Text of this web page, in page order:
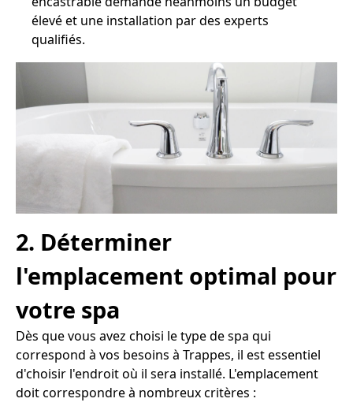
élevé et une installation par des experts
qualifiés.
2. Déterminer
l'emplacement optimal pour
votre spa
Dès que vous avez choisi le type de spa qui
correspond à vos besoins à Trappes, il est essentiel
d'choisir l'endroit où il sera installé. L'emplacement
doit correspondre à nombreux critères :